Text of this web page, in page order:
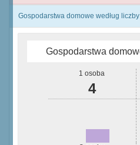
Gospodarstwa domowe według
Gospodarstwa
1 osoba
4